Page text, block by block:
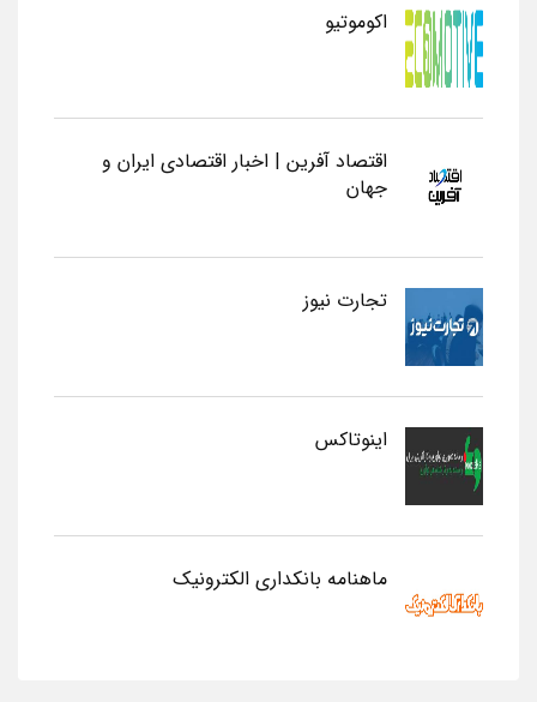
اکوموتیو
اقتصاد آفرین | اخبار اقتصادی ایران و
جهان
تجارت نیوز
اینوتاکس
ماهنامه بانکداری الکترونیک